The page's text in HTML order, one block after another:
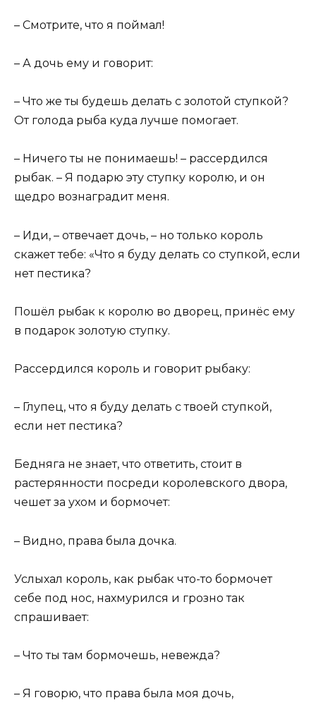
– Смотрите, что я поймал!
– А дочь ему и говорит:
– Что же ты будешь делать с золотой ступкой?
От голода рыба куда лучше помогает.
– Ничего ты не понимаешь! – рассердился
рыбак. – Я подарю эту ступку королю, и он
щедро вознаградит меня.
– Иди, – отвечает дочь, – но только король
скажет тебе: «Что я буду делать со ступкой, если
нет пестика?
Пошёл рыбак к королю во дворец, принёс ему
в подарок золотую ступку.
Рассердился король и говорит рыбаку:
– Глупец, что я буду делать с твоей ступкой,
если нет пестика?
Бедняга не знает, что ответить, стоит в
растерянности посреди королевского двора,
чешет за ухом и бормочет:
– Видно, права была дочка.
Услыхал король, как рыбак что-то бормочет
себе под нос, нахмурился и грозно так
спрашивает:
– Что ты там бормочешь, невежда?
– Я говорю, что права была моя дочь,